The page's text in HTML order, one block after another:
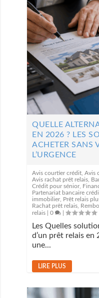
QUELLE
EN 2026 ? LES
ACHETER SANS
L’URGENCE
Avis courtier crédit ,Avis
Avis rachat prêt relais
Crédit pour sénior
Partenariat bancaire
immobilier Prêt relais
Rachat prêt relais
relais |0 |
Les Quelles
d’un prêt relais en
une...
LIRE PLUS